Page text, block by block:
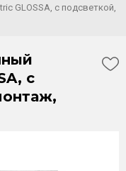
GLOSSA, с подсветкой,
с